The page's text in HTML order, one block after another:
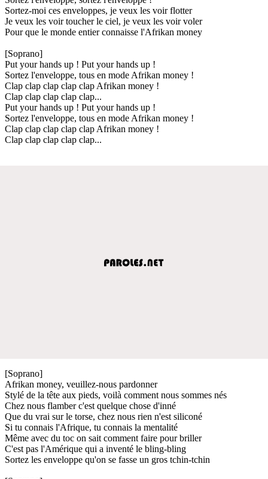
Sortez-moi ces enveloppes, je veux les voir flotter
Je veux les voir toucher le ciel, je veux les voir voler
Pour que le monde entier connaisse l'Afrikan money
[Soprano]
Put your hands up ! Put your hands up !
Sortez l'enveloppe, tous en mode Afrikan money !
Clap clap clap clap clap Afrikan money !
Clap clap clap clap clap...
Put your hands up ! Put your hands up !
Sortez l'enveloppe, tous en mode Afrikan money !
Clap clap clap clap clap Afrikan money !
Clap clap clap clap clap...
[Soprano]
Afrikan money, veuillez-nous pardonner
Stylé de la tête aux pieds, voilà comment nous sommes nés
Chez nous flamber c'est quelque chose d'inné
Que du vrai sur le torse, chez nous rien n'est siliconé
Si tu connais l'Afrique, tu connais la mentalité
Même avec du toc on sait comment faire pour briller
C'est pas l'Amérique qui a inventé le bling-bling
Sortez les enveloppe qu'on se fasse un gros tchin-tchin